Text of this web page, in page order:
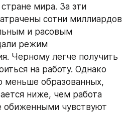
мира. За эти
сотни миллиардов
и расовым
режим
Черному легче получить
на работу. Однако
меньше образованных,
ниже, чем работа
обиженными чувствуют